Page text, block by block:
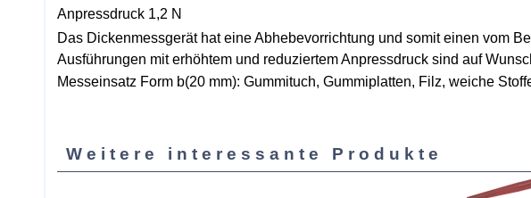
Anpressdruck 1,2 N
Das Dickenmessgerät hat eine Abhebevorrichtung und somit einen vom
Ausführungen mit erhöhtem und reduziertem Anpressdruck sind auf
Messeinsatz Form b(20 mm): Gummituch, Gummiplatten, Filz, weiche
Weitere interessante Produkte